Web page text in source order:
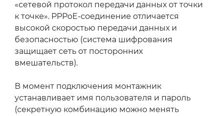
«сетевой протокол передачи данных от точки
к точке». PPPoE-соединение отличается
высокой скоростью передачи данных и
безопасностью (система шифрования
защищает сеть от посторонних
вмешательств).
В момент подключения монтажник
устанавливает имя пользователя и пароль
(секретную комбинацию можно менять